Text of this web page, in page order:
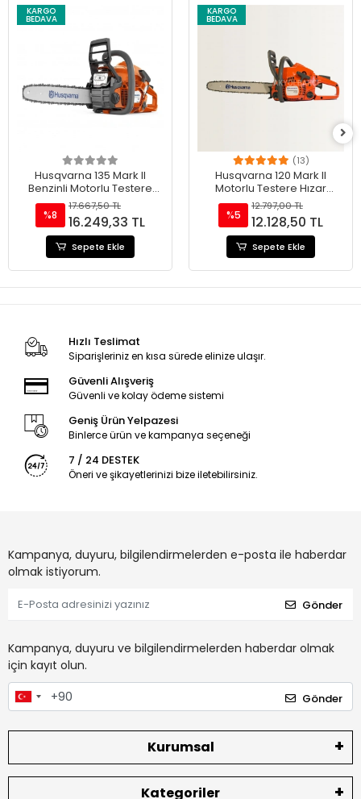
KARGO
BEDAVA
Husqvarna 135 Mark II
Benzinli Motorlu Testere
Hızar
%8
17.667,50 TL
16.249,33 TL
Sepete Ekle
KARGO
BEDAVA
(13)
Husqvarna 120 Mark II
Motorlu Testere Hızar
(Husqvarna 236'nın Yeni
Modeli)
%5
12.797,00 TL
12.128,50 TL
Sepete Ekle
Hızlı Teslimat
Siparişleriniz en kısa sürede elinize ulaşır.
Güvenli Alışveriş
Güvenli ve kolay ödeme sistemi
Geniş Ürün Yelpazesi
Binlerce ürün ve kampanya seçeneği
7 / 24 DESTEK
Öneri ve şikayetlerinizi bize iletebilirsiniz.
Kampanya, duyuru, bilgilendirmelerden e-posta ile haberdar
olmak istiyorum.
Gönder
Kampanya, duyuru ve bilgilendirmelerden haberdar olmak
için kayıt olun.
Gönder
Kurumsal
Kategoriler